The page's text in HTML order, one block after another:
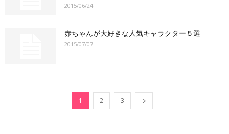
2015/06/24
赤ちゃんが大好きな人気キャラクター５選
2015/07/07
1 2 3